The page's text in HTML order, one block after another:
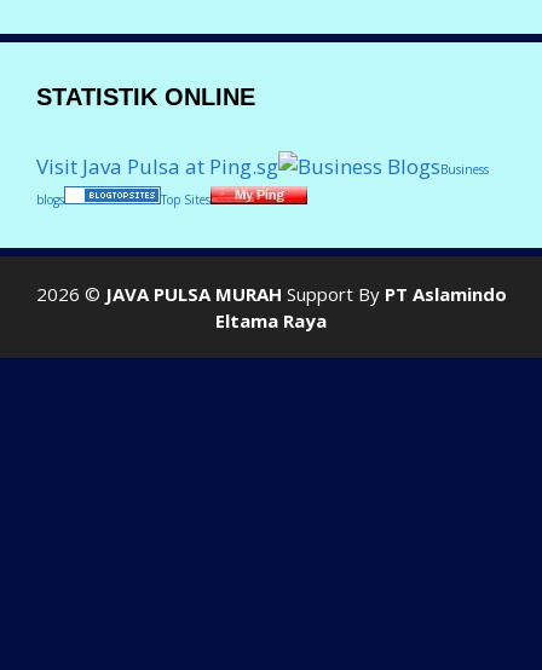
STATISTIK ONLINE
Visit Java Pulsa at Ping.sg
Business
blogs
Top Sites
2026 © JAVA PULSA MURAH Support By PT Aslamindo
Eltama Raya